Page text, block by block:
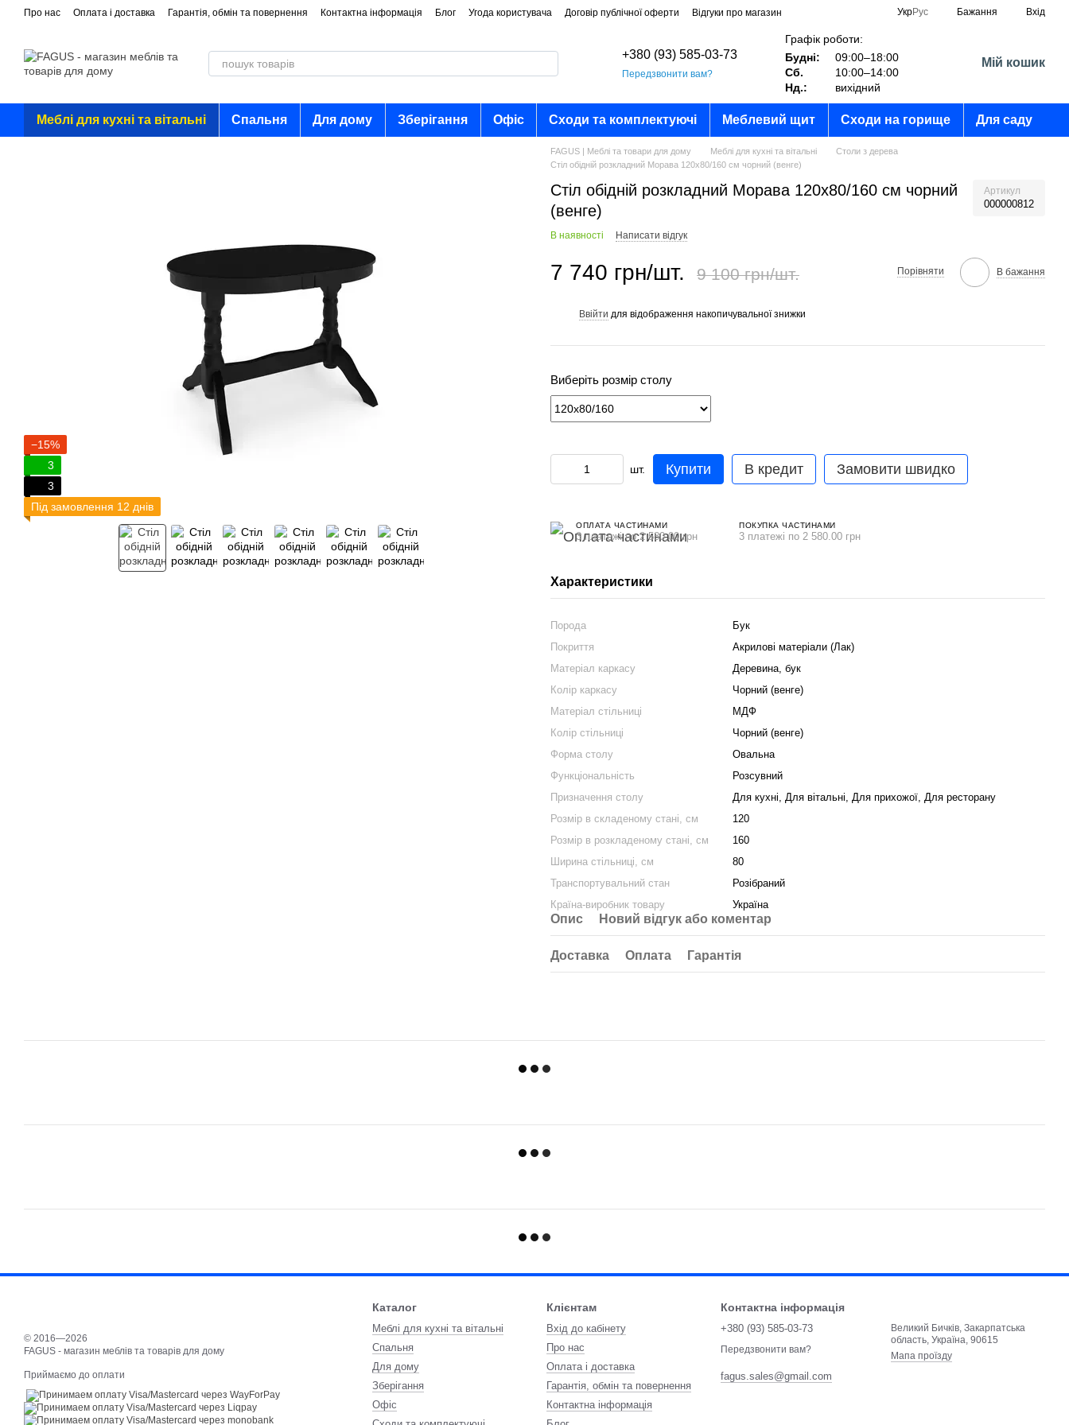
Перейти до основного контенту
Про нас Оплата і доставка Гарантія, обмін та повернення Контактна інформація Блог Угода користувача Договір публічної оферти Відгуки про магазин УкрРус Бажання Вхід
+380 (93) 585-03-73
Передзвонити вам?
Графік роботи:
Будні:
09:00–18:00
Сб.
10:00–14:00
Нд.:
вихідний
Мій кошик
Меблі для кухні та вітальні Спальня Для дому Зберігання Офіс Сходи та комплектуючі Меблевий щит Сходи на горище Для саду
−15%
3
3
Під замовлення 12 днів
FAGUS | Меблі та товари для дому Меблі для кухні та вітальні
Столи з дерева
Стіл обідній розкладний Морава 120x80/160 см чорний (венге)
Стіл обідній розкладний Морава 120x80/160 см чорний
(венге)
Артикул
000000812
В наявності Написати відгук
7 740 грн/шт. 9 100 грн/шт. Порівняти В бажання
Ввійти для відображення накопичувальної знижки
Виберіть розмір столу
шт. Купити В кредит Замовити швидко
ОПЛАТА ЧАСТИНАМИ
3 платежі по 2 580.00 грн
ПОКУПКА ЧАСТИНАМИ
3 платежі по 2 580.00 грн
Характеристики
Порода
Бук
Покриття
Акрилові матеріали (Лак)
Матеріал каркасу
Деревина, бук
Колір каркасу
Чорний (венге)
Матеріал стільниці
МДФ
Колір стільниці
Чорний (венге)
Форма столу
Овальна
Функціональність
Розсувний
Призначення столу
Для кухні, Для вітальні, Для прихожої, Для ресторану
Розмір в складеному стані, см
120
Розмір в розкладеному стані, см
160
Ширина стільниці, см
80
Транспортувальний стан
Розібраний
Країна-виробник товару
Україна
Опис Новий відгук або коментар
Доставка Оплата Гарантія
© 2016—2026
FAGUS - магазин меблів та товарів для дому
Приймаємо до оплати
Каталог
Меблі для кухні та вітальні
Спальня
Для дому
Зберігання
Офіс
Клієнтам
Вхід до кабінету
Про нас
Оплата і доставка
Гарантія, обмін та повернення
Контактна інформація
Контактна інформація
+380 (93) 585-03-73
Передзвонити вам?
fagus.sales@gmail.com
Великий Бичків, Закарпатська
область, Україна, 90615
Мапа проїзду